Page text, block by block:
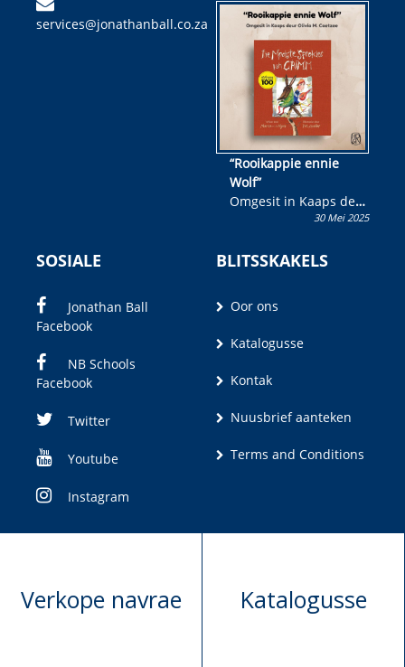
services@jonathanball.co.za
kinderboek en staan ’n
kans om R50 000 te
wen!
“Rooikappie ennie
Wolf”
Omgesit in Kaaps deur
Olivia M. Coetzee30 Mei 2025
SOSIALE
Jonathan Ball
Facebook
NB Schools
Facebook
Twitter
Youtube
Instagram
BLITSSKAKELS
Oor ons
Katalogusse
Kontak
Nuusbrief aanteken
Terms and Conditions
Verkope navrae Katalogusse